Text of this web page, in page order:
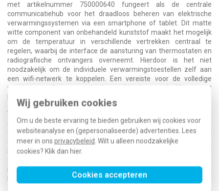
Wij gebruiken cookies
Om u de beste ervaring te bieden gebruiken wij cookies voor
websiteanalyse en (gepersonaliseerde) advertenties. Lees
meer in ons privacybeleid . Wilt u alleen noodzakelijke
cookies? Klik dan hier
Cookies accepteren
met artikelnummer 750000640 fungeert als de centrale
communicatiehub voor het draadloos beheren van elektrische
verwarmingssystemen via een smartphone of tablet. Dit matte
witte component van onbehandeld kunststof maakt het mogelijk
om de temperatuur in verschillende vertrekken centraal te
regelen, waarbij de interface de aansturing van thermostaten en
radiografische ontvangers overneemt. Hierdoor is het niet
noodzakelijk om de individuele verwarmingstoestellen zelf aan
een wifi-netwerk te koppelen. Een vereiste voor de volledige
werking van dit systeem is de combinatie met de Masterwatt
Basic control thermostaat (750000661).
Via de bijbehorende applicatie kunnen diverse ruimtes worden
geconfigureerd voor een nauwkeurig klimaatbeheer. Voor een
correcte werking per vertrek dient er naast een Home Basic ook
een compatibel verwarmingstoestel aanwezig te zijn, zoals de
Sublime RF, ModernRF, Design, Strong RF, Glass, Mirror RF of Raster
met Google Assistant en Alexa, wat spraakgestuurde bediening
binnen een smart home-omgeving faciliteert.